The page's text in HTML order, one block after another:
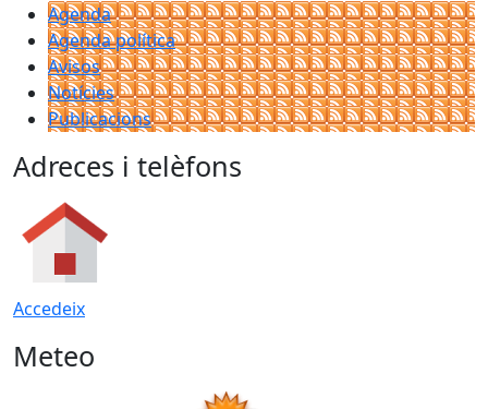
Agenda
Agenda política
Avisos
Notícies
Publicacions
Adreces i telèfons
Accedeix
Meteo